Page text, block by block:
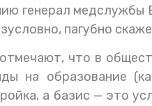
генерал медслужбы
пагубно
что в
на образование
а базис — это